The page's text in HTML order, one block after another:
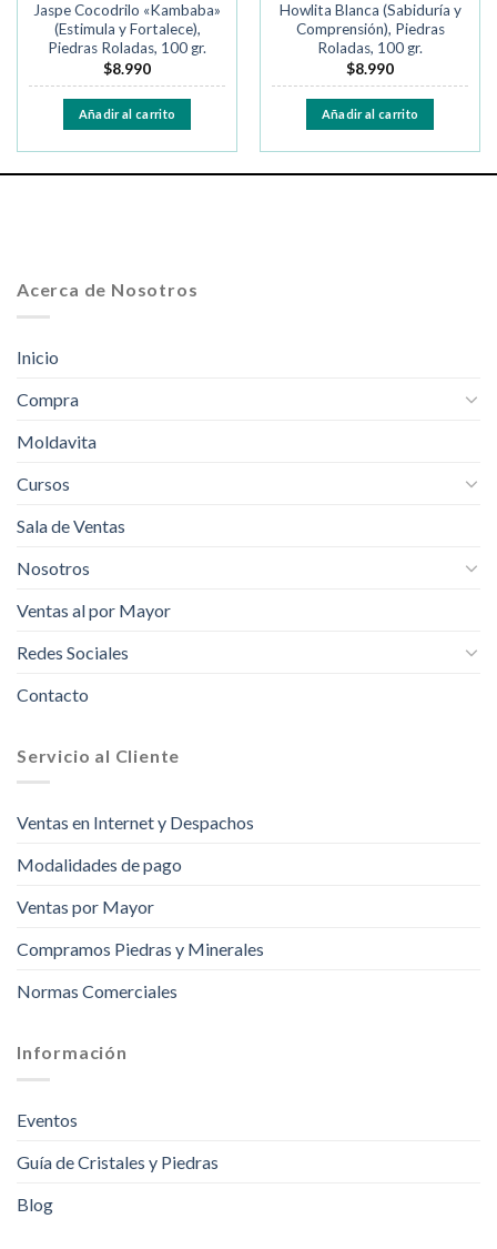
Jaspe Cocodrilo «Kambaba»
(Estimula y Fortalece),
Piedras Roladas, 100 gr.
$8.990
Añadir al carrito
Howlita Blanca (Sabiduría y
Comprensión), Piedras
Roladas, 100 gr.
$8.990
Añadir al carrito
Acerca de Nosotros
Inicio
Compra
Moldavita
Cursos
Sala de Ventas
Nosotros
Ventas al por Mayor
Redes Sociales
Contacto
Servicio al Cliente
Ventas en Internet y Despachos
Modalidades de pago
Ventas por Mayor
Compramos Piedras y Minerales
Normas Comerciales
Información
Eventos
Guía de Cristales y Piedras
Blog